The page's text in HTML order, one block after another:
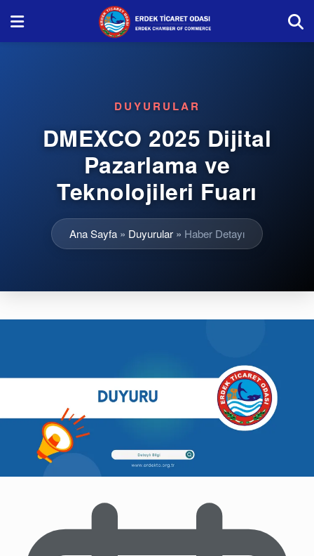
DUYURULAR
DMEXCO 2025 Dijital
Pazarlama ve
Teknolojileri Fuarı
Ana Sayfa » Duyurular » Haber Detayı